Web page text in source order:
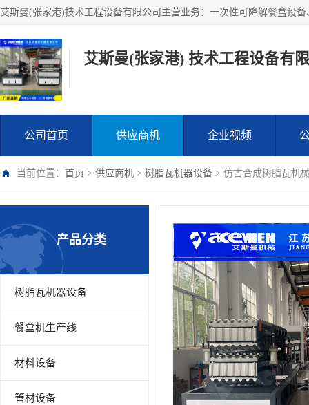
艾斯曼(张家港) 技术工程设备有
公司首页 供应商机 企业视频
当前位置： 首页 > 供应商机 > 树脂瓦机器设备 > 仿古合成树脂瓦机
产品分类
树脂瓦机器设备
餐盒机生产线
材料设备
管材设备